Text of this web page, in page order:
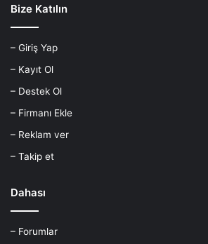
Bize Katılın
– Giriş Yap
– Kayıt Ol
– Destek Ol
– Firmanı Ekle
– Reklam ver
– Takip et
Dahası
– Forumlar